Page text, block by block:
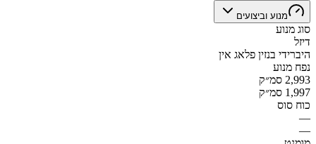
מנוע וביצועים
סוג מנוע
דיזל
היברידי בנזין פלאג אין
נפח מנוע
2,993 סמ״ק
1,997 סמ״ק
כוח סוס
—
—